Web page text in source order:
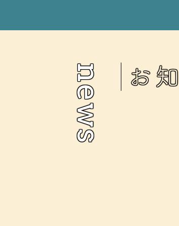
news お